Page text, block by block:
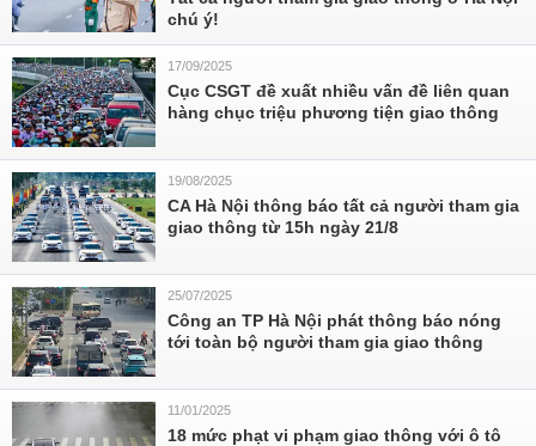
chú ý!
17/09/2025
Cục CSGT đề xuất nhiều vấn đề liên quan
hàng chục triệu phương tiện giao thông
19/08/2025
CA Hà Nội thông báo tất cả người tham gia
giao thông từ 15h ngày 21/8
25/07/2025
Công an TP Hà Nội phát thông báo nóng
tới toàn bộ người tham gia giao thông
11/01/2025
18 mức phạt vi phạm giao thông với ô tô